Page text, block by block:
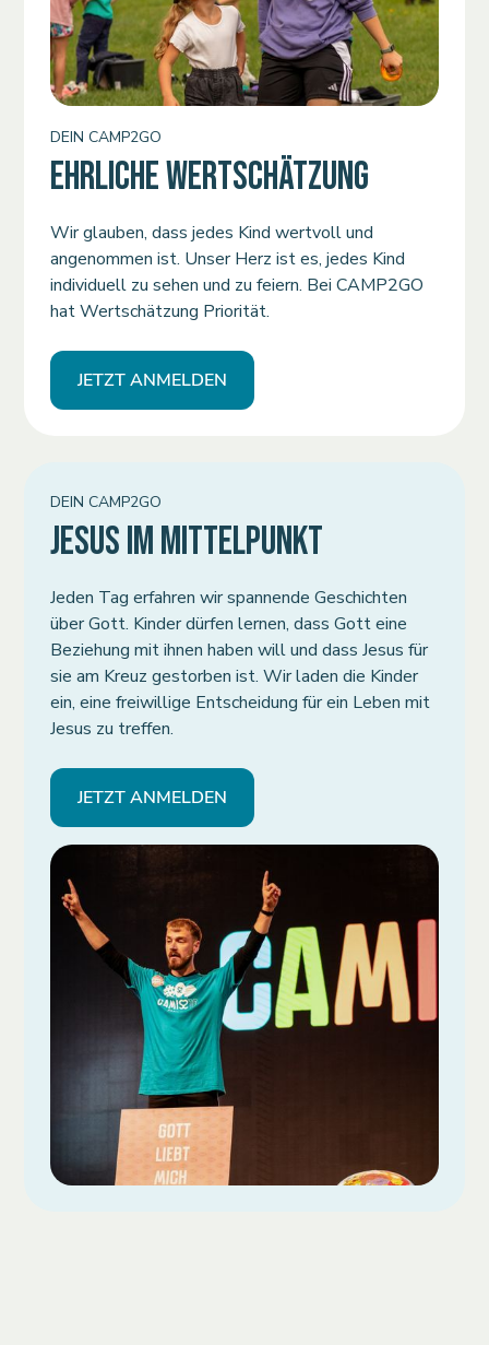
DEIN CAMP2GO
EHRLICHE WERTSCHÄTZUNG
Wir glauben, dass jedes Kind wertvoll und
angenommen ist. Unser Herz ist es, jedes Kind
individuell zu sehen und zu feiern. Bei CAMP2GO
hat Wertschätzung Priorität.
JETZT ANMELDEN
DEIN CAMP2GO
JESUS IM MITTELPUNKT
Jeden Tag erfahren wir spannende Geschichten
über Gott. Kinder dürfen lernen, dass Gott eine
Beziehung mit ihnen haben will und dass Jesus für
sie am Kreuz gestorben ist. Wir laden die Kinder
ein, eine freiwillige Entscheidung für ein Leben mit
Jesus zu treffen.
JETZT ANMELDEN